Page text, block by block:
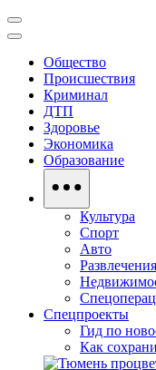
Общество
Происшествия
Криминал
ДТП
Здоровье
Экономика
Образование
Культура
Спорт
Авто
Развлечения
Спецпроекты
Гид по
Как